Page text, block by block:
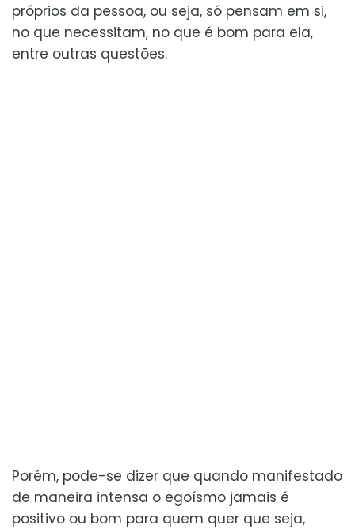
próprios da pessoa, ou seja, só pensam em si,
no que necessitam, no que é bom para ela,
entre outras questões.
Porém, pode-se dizer que quando manifestado
de maneira intensa o egoísmo jamais é
positivo ou bom para quem quer que seja,